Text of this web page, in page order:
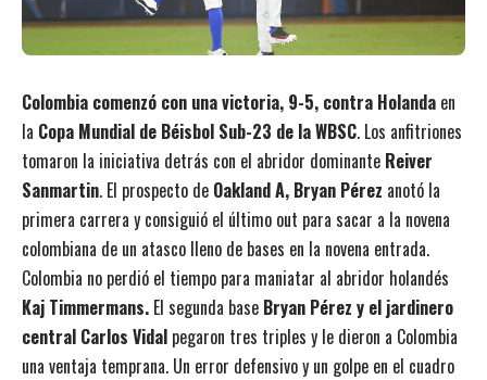
Colombia comenzó con una victoria, 9-5, contra Holanda en
la Copa Mundial de Béisbol Sub-23 de la WBSC. Los anfitriones
tomaron la iniciativa detrás con el abridor dominante Reiver
Sanmartin. El prospecto de Oakland A, Bryan Pérez anotó la
primera carrera y consiguió el último out para sacar a la novena
colombiana de un atasco lleno de bases en la novena entrada.
Colombia no perdió el tiempo para maniatar al abridor holandés
Kaj Timmermans. El segunda base Bryan Pérez y el jardinero
central Carlos Vidal pegaron tres triples y le dieron a Colombia
una ventaja temprana. Un error defensivo y un golpe en el cuadro